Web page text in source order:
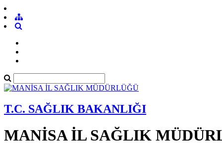
T.C. SAĞLIK BAKANLIĞI
MANİSA İL SAĞLIK